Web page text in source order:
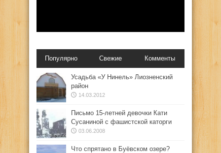
Популярно Свежие Комменты
Усадьба «У Нинель» Лиозненский
район
14.03.2012
Письмо 15-летней девочки Кати
Сусаниной с фашистской каторги
03.06.2008
Что спрятано в Буёвском озере?